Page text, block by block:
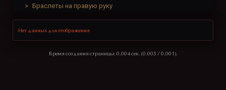
Браслеты на правую руку
Нет данных для отображения
Время создания страницы: 0.004 сек. (0.003 / 0.001).